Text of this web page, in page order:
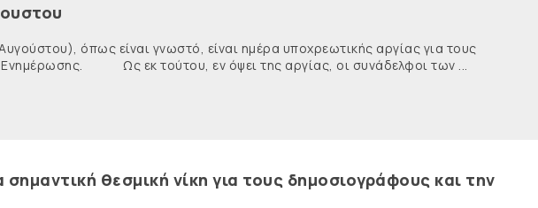
όπως είναι γνωστό, είναι ημέρα υποχρεωτικής αργίας για τους
Ως εκ τούτου, εν όψει της αργίας, οι συνάδελφοι των ...
θεσμική νίκη για τους δημοσιογράφους και την